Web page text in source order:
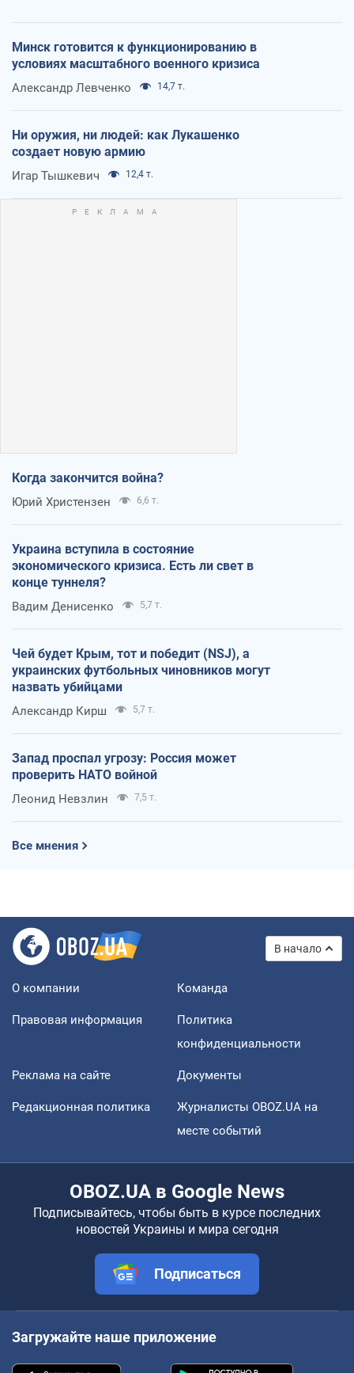
Минск готовится к функционированию в
условиях масштабного военного кризиса
Александр Левченко 14,7 т.
Ни оружия, ни людей: как Лукашенко
создает новую армию
Игар Тышкевич 12,4 т.
Когда закончится война?
Юрий Христензен 6,6 т.
Украина вступила в состояние
экономического кризиса. Есть ли свет в
конце туннеля?
Вадим Денисенко 5,7 т.
Чей будет Крым, тот и победит (NSJ), а
украинских футбольных чиновников могут
назвать убийцами
Александр Кирш 5,7 т.
Запад проспал угрозу: Россия может
проверить НАТО войной
Леонид Невзлин 7,5 т.
Все мнения
В начало
О компании Команда
Правовая информация
Политика
конфиденциальности
Реклама на сайте Документы
Редакционная политика
Журналисты OBOZ.UA на
месте событий
OBOZ.UA в Google News
Подписывайтесь, чтобы быть в курсе последних
новостей Украины и мира сегодня
Подписаться
Загружайте наше приложение